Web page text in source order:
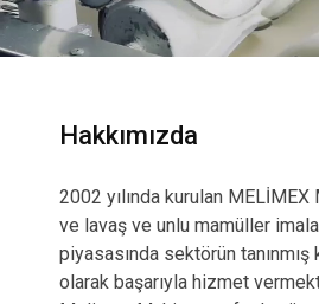
Hakkımızda
2002 yılında kurulan
ve lavaş ve unlu mamüller
piyasasında sektörün tanınmış
olarak başarıyla hizmet